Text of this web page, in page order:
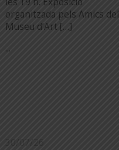
organitzada pels Amics del
Museu d’Art […]
...
30/07/26